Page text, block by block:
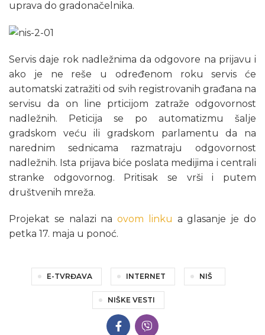
uprava do gradonačelnika.
Servis daje rok nadležnima da odgovore na prijavu i
ako je ne reše u određenom roku servis će
automatski zatražiti od svih registrovanih građana na
servisu da on line prticijom zatraže odgovornost
nadležnih. Peticija se po automatizmu šalje
gradskom veću ili gradskom parlamentu da na
narednim sednicama razmatraju odgovornost
nadležnih. Ista prijava biće poslata medijima i centrali
stranke odgovornog. Pritisak se vrši i putem
društvenih mreža.
Projekat se nalazi naovom linku a glasanje je do
petka 17. maja u ponoć.
E-TVRĐAVA INTERNET NIŠ
NIŠKE VESTI